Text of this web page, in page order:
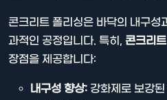
콘크리트 폴리싱은 바닥의 내구성
과적인 공정입니다. 특히, 콘크리
장점을 제공합니다:
내구성 향상: 강화제로 보강